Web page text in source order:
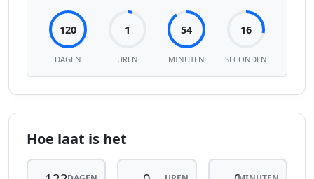
120
DAGEN
1
UREN
54
MINUTEN
16
SECONDEN
Hoe laat is het